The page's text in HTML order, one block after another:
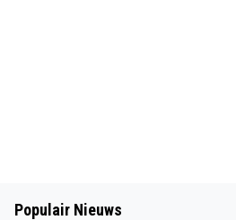
Populair Nieuws